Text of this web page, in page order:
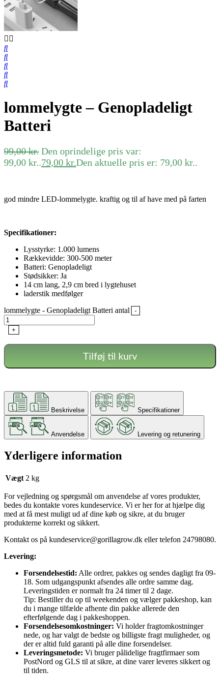
lommelygte – Genopladeligt
Batteri
99,00kr. Den oprindelige pris var:
99,00 kr..79,00 kr.Den aktuelle pris er: 79,00 kr..
god mindre LED-lommelygte. kraftig og til af have med på farten
Specifikationer:
Lysstyrke: 1.000 lumens
Rækkevidde: 300-500 meter
Batteri: Genopladeligt
Stødsikker: Ja
14 cm lang, 2,9 cm bred i lygtehuset
laderstik medfølger
lommelygte - Genopladeligt Batteri antal
-
+
Tilføj til kurv
Beskrivelse Specifikationer
Anvendelse Levering og retunering
Yderligere information
Vægt 2 kg
For vejledning og spørgsmål om anvendelse af vores produkter,
bedes du kontakte vores kundeservice. Vi er her for at hjælpe dig
med at få mest muligt ud af dine køb og sikre, at du bruger
produkterne korrekt og sikkert.
Kontakt os på kundeservice@gorillagrow.dk eller telefon 24798080.
Levering:
Forsendelsestid: Alle ordrer, pakkes og sendes dagligt fra 09-
18. Som udgangspunkt afsendes alle ordre samme dag.
Leveringstiden er normalt fra 24 timer til 2 dage.
Tip: Bestiller du op til weekenden og vælger pakkeshop, kan
du i mange tilfælde afhente din pakke allerede den
efterfølgende dag i pakkeshoppen.
Forsendelsesomkostninger: Vi holder fragtomkostninger
nede, og har valgt de bedste og billigste fragt muligheder, og
der er altid fuld garanti på alle dine forsendelser.
Leveringsmetode: Vi bruger pålidelige fragtfirmaer som
PostNord og GLS til at sikre, at dine varer leveres sikkert og
til tiden.